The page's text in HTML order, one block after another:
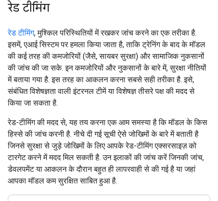
रेड टीमिंग
रेड टीमिंग, मुश्किल परिस्थितियों में रखकर जांच करने का एक तरीका है.
इसमें, एआई सिस्टम पर हमला किया जाता है, ताकि ट्रेनिंग के बाद के मॉडल
की कई तरह की कमजोरियों (जैसे, सायबर सुरक्षा) और सामाजिक नुकसानों
की जांच की जा सके. इन कमजोरियों और नुकसानों के बारे में, सुरक्षा नीतियों
में बताया गया है. इस तरह का आकलन करना सबसे सही तरीका है. इसे,
संबंधित विशेषज्ञता वाली इंटरनल टीमें या विशेषज्ञ तीसरे पक्ष की मदद से
किया जा सकता है.
रेड-टीमिंग की मदद से, यह तय करना एक आम समस्या है कि मॉडल के किस
हिस्से की जांच करनी है. नीचे दी गई सूची ऐसे जोखिमों के बारे में बताती है
जिनसे सुरक्षा से जुड़े जोखिमों के लिए आपके रेड-टीमिंग एक्सरसाइज़ को
टारगेट करने में मदद मिल सकती है. उन इलाकों की जांच करें जिनकी जांच,
डेवलपमेंट या आकलन के दौरान बहुत ही लापरवाही से की गई है या जहां
आपका मॉडल कम सुरक्षित साबित हुआ है.